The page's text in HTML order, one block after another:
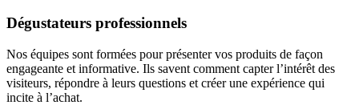
Dégustateurs professionnels
Nos équipes sont formées pour présenter vos produits de façon
engageante et informative. Ils savent comment capter l’intérêt des
visiteurs, répondre à leurs questions et créer une expérience qui
incite à l’achat.